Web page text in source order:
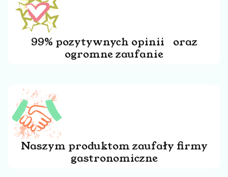
99% pozytywnych opinii oraz
ogromne zaufanie
Naszym produktom zaufały firmy
gastronomiczne